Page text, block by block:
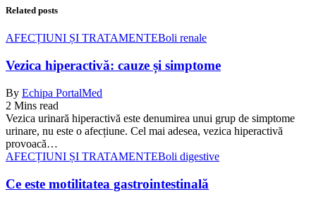
Related posts
AFECȚIUNI ȘI TRATAMENTEBoli renale
Vezica hiperactivă: cauze și simptome
By Echipa PortalMed
2 Mins read
Vezica urinară hiperactivă este denumirea unui grup de simptome
urinare, nu este o afecțiune. Cel mai adesea, vezica hiperactivă
provoacă…
AFECȚIUNI ȘI TRATAMENTEBoli digestive
Ce este motilitatea gastrointestinală